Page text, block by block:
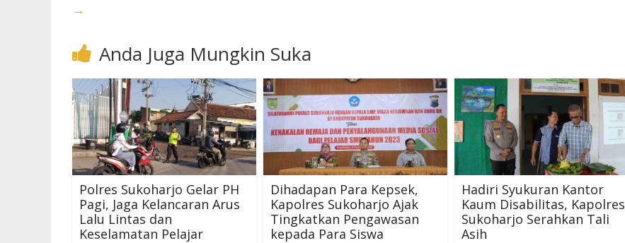
→
Anda Juga Mungkin Suka
Polres Sukoharjo Gelar PH
Pagi, Jaga Kelancaran Arus
Lalu Lintas dan
Keselamatan Pelajar
Dihadapan Para Kepsek,
Kapolres Sukoharjo Ajak
Tingkatkan Pengawasan
kepada Para Siswa
Hadiri Syukuran Kantor
Kaum Disabilitas, Kapolres
Sukoharjo Serahkan Tali
Asih